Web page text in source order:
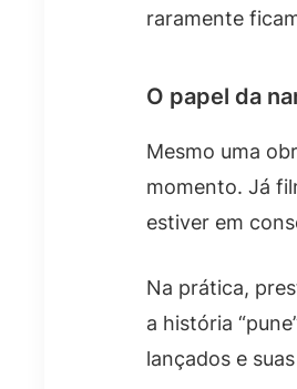
raramente
O papel da
Mesmo uma
momento. Já
estiver em
Na prática,
a história
lançados e